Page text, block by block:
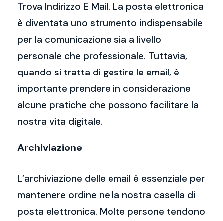
Trova Indirizzo E Mail. La posta elettronica
è diventata uno strumento indispensabile
per la comunicazione sia a livello
personale che professionale. Tuttavia,
quando si tratta di gestire le email, è
importante prendere in considerazione
alcune pratiche che possono facilitare la
nostra vita digitale.
Archiviazione
L’archiviazione delle email è essenziale per
mantenere ordine nella nostra casella di
posta elettronica. Molte persone tendono